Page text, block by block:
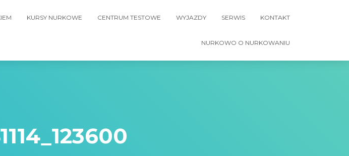
KURSY NURKOWE CENTRUM TESTOWE WYJAZDY SERWIS KONTAKT
NURKOWO O NURKOWANIU